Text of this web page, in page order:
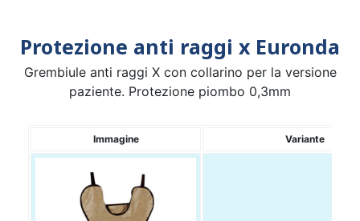
Protezione anti raggi x Euronda
Grembiule anti raggi X con collarino per la versione
paziente. Protezione piombo 0,3mm
Immagine Variante